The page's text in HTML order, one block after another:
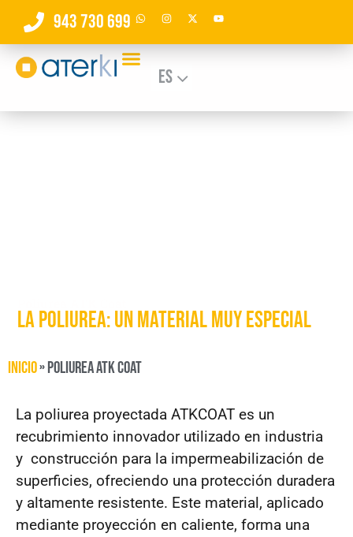
943 730 699
Es
La poliurea: Un material muy especial
Inicio»Poliurea ATK Coat
La poliurea proyectada ATKCOAT es un
recubrimiento innovador utilizado en industria
y construcción para la impermeabilización de
superficies, ofreciendo una protección duradera
y altamente resistente. Este material, aplicado
mediante proyección en caliente, forma una